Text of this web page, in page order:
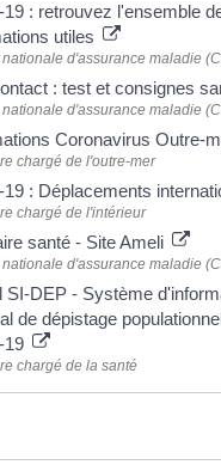
19 : retrouvez l'ensemble
utiles
d'assurance maladie
: test et consignes
d'assurance maladie
Coronavirus Outre-
chargé de l'outre-mer
: Déplacements
chargé de l'intérieur
santé - Site Ameli
d'assurance maladie
SI-DEP - Système
de dépistage
19
chargé de la santé